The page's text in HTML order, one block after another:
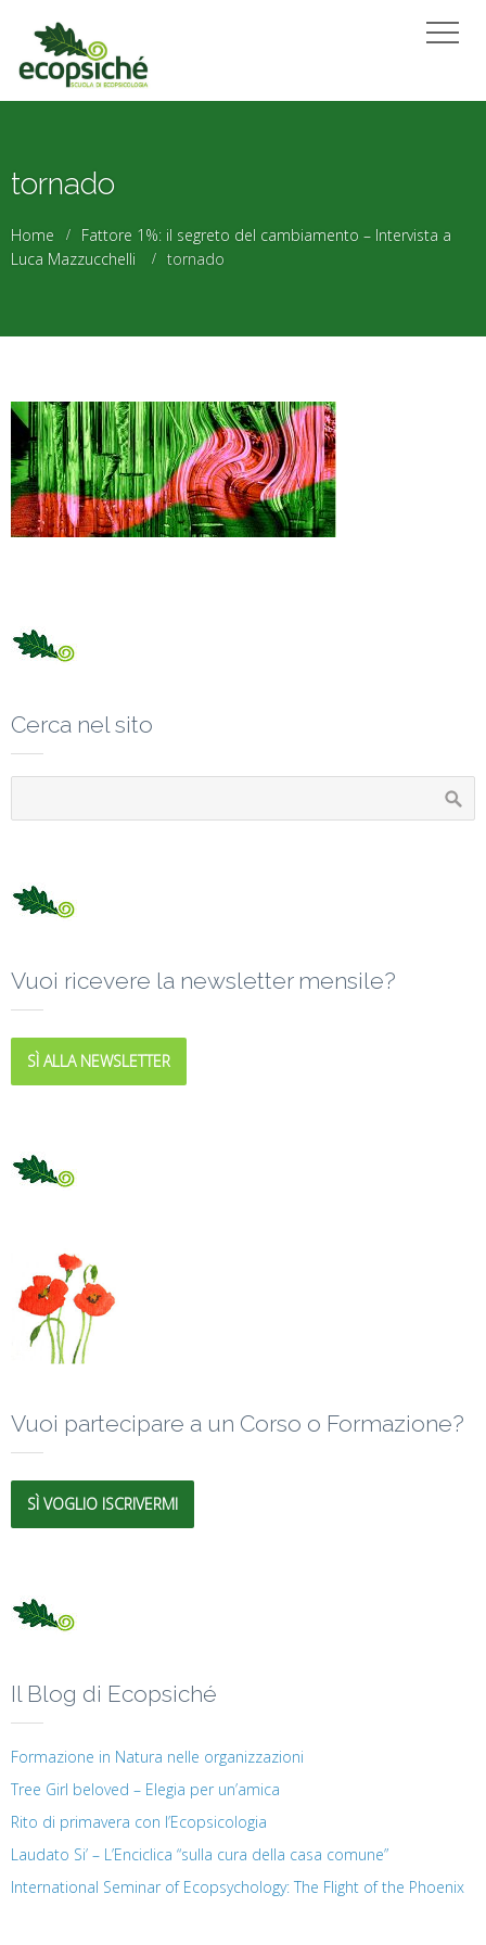
tornado
Home
Fattore 1%: il segreto del cambiamento – Intervista a
Luca Mazzucchelli
tornado
Cerca nel sito
Vuoi ricevere la newsletter mensile?
SÌ ALLA NEWSLETTER
Vuoi partecipare a un Corso o Formazione?
SÌ VOGLIO ISCRIVERMI
Il Blog di Ecopsiché
Formazione in Natura nelle organizzazioni
Tree Girl beloved – Elegia per un’amica
Rito di primavera con l’Ecopsicologia
Laudato Si’ – L’Enciclica “sulla cura della casa comune”
International Seminar of Ecopsychology: The Flight of the Phoenix